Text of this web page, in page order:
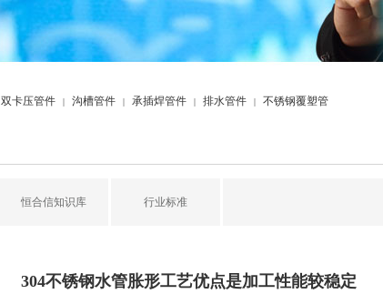
双卡压管件 | 沟槽管件 | 承插焊管件 | 排水管件 | 不锈钢覆塑管
恒合信知识库 行业标准
304不锈钢水管胀形工艺优点是加工性能较稳定